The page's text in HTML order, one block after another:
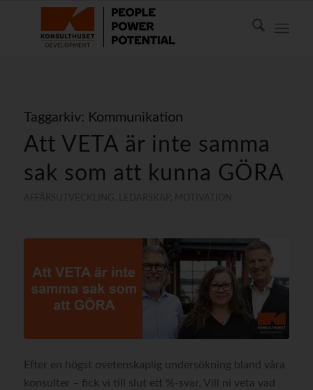
Taggarkiv: Kommunikation
Att VETA är inte samma
sak som att kunna GÖRA
Efter en högst ovetenskaplig undersökning bland våra
konsulter – fick vi till slut ett %-svar. Vill ni veta vad